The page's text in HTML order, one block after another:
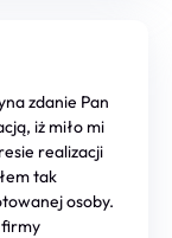
zdanie Pan
iż miło mi
realizacji
tak
osoby.
firmy